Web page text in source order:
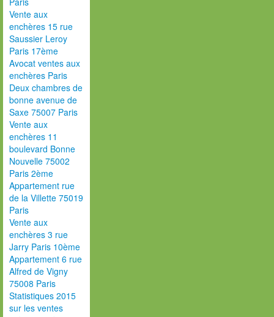
Vente aux
enchères 15 rue
Saussier Leroy
Paris 17ème
Avocat ventes aux
enchères Paris
Deux chambres de
bonne avenue de
Saxe 75007 Paris
Vente aux
enchères 11
boulevard Bonne
Nouvelle 75002
Paris 2ème
Appartement rue
de la Villette 75019
Paris
Vente aux
enchères 3 rue
Jarry Paris 10ème
Appartement 6 rue
Alfred de Vigny
75008 Paris
Statistiques 2015
sur les ventes